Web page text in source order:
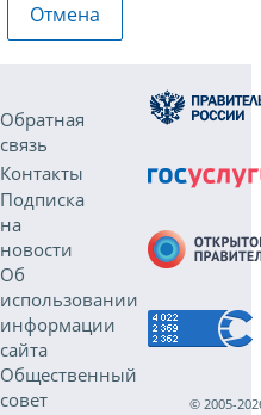
Отмена
Обратная
связь
Контакты
Подписка
на
новости
Об
использовании
информации
сайта
Общественный
совет
© 2005-